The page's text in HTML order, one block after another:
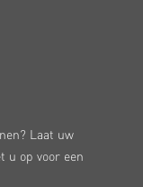
Laat uw
u op voor een